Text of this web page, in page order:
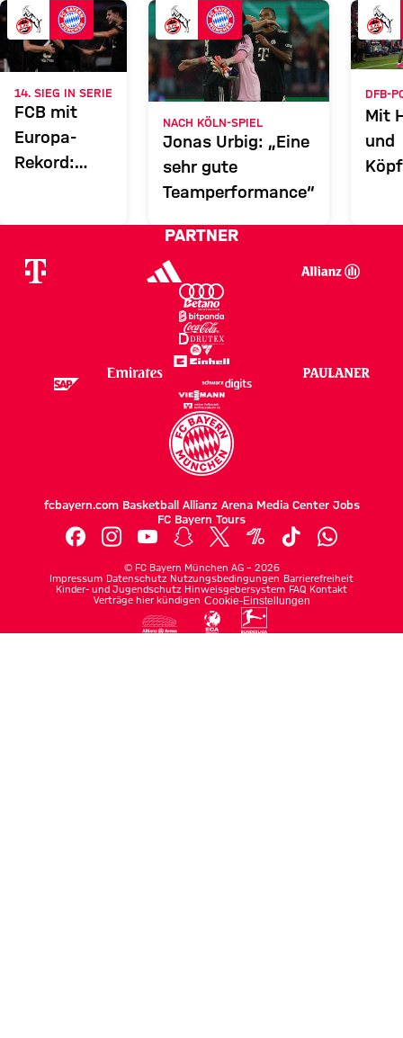
KOE
FCB
Zum Spielbericht
14. SIEG IN SERIE
FCB mit
Europa-
Rekord:
Team „liebt“
NACH KÖLN-SPIEL
Jonas Urbig: „Eine
sehr gute
Teamperformance“
DFB-
Mit
und
PARTNER
fcbayern.com Basketball Allianz Arena Media Center Jobs
FC Bayern Tours
© FC Bayern München AG – 2026
Impressum Datenschutz Nutzungsbedingungen Barrierefreiheit
Kinder- und Jugendschutz Hinweisgebersystem FAQ Kontakt
Verträge hier kündigen Cookie-Einstellungen